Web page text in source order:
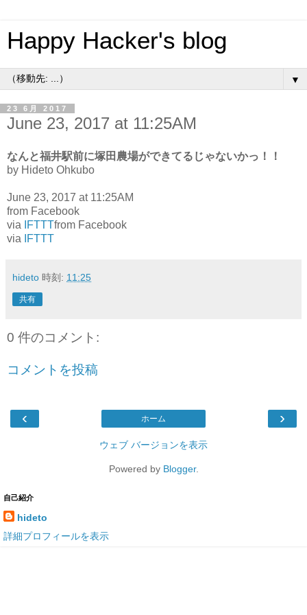
Happy Hacker's blog
▼
23 6月 2017
June 23, 2017 at 11:25AM
なんと福井駅前に塚田農場ができてるじゃないかっ！！
by Hideto Ohkubo
June 23, 2017 at 11:25AM
from Facebook
via
IFTTTfrom Facebook
via
IFTTT
hideto 時刻: 11:25
共有
0 件のコメント:
コメントを投稿
‹ ›
ホーム
ウェブ バージョンを表示
Powered by Blogger.
自己紹介
hideto
詳細プロフィールを表示